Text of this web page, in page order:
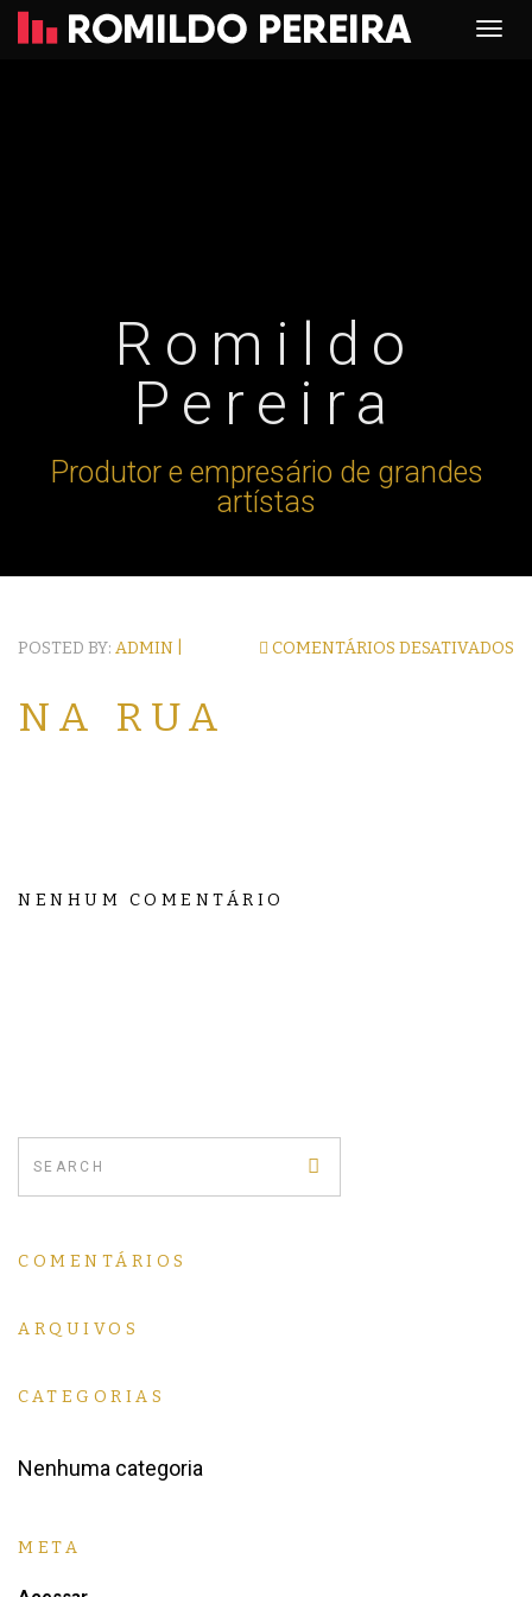
Romildo
Pereira
Produtor e empresário de grandes
artístas
POSTED BY: ADMIN | COMENTÁRIOS DESATIVADOS
NA RUA
NENHUM COMENTÁRIO
COMENTÁRIOS
ARQUIVOS
CATEGORIAS
Nenhuma categoria
META